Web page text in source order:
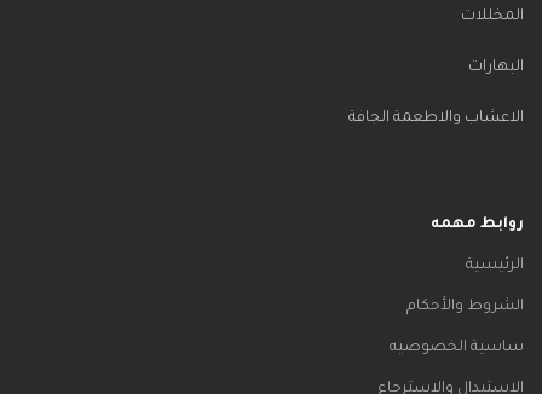
المخللات
البهارات
الاعشاب والاطعمة الجافة
روابط مهمه
الرئيسية
الشروط والأحكام
ساسية الخصوصيه
الاستبدال والاسترجاع